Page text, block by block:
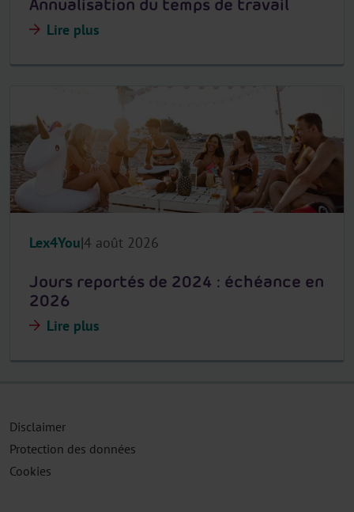
Annualisation du temps de travail
Lire plus
Lex4You 4 août 2026
Jours reportés de 2024 : échéance en
2026
Lire plus
Disclaimer
Protection des données
Cookies